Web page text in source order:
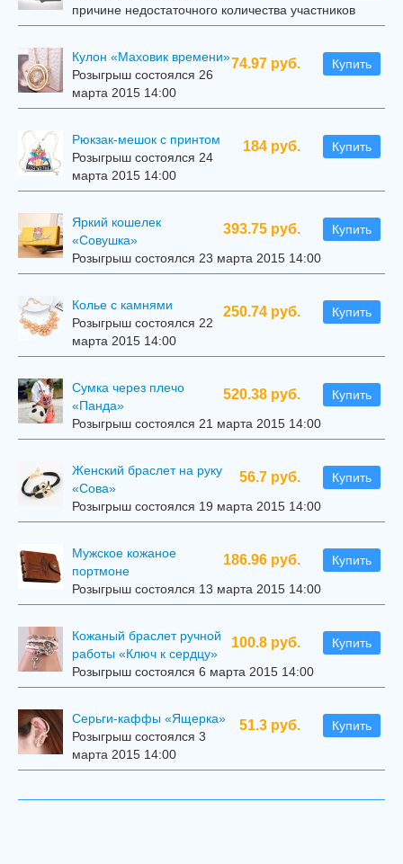
причине недостаточного количества участников
74.97 руб. Купить
Кулон «Маховик времени»
Розыгрыш состоялся 26
марта 2015 14:00
184 руб. Купить
Рюкзак-мешок с принтом
Розыгрыш состоялся 24
марта 2015 14:00
393.75 руб. Купить
Яркий кошелек
«Совушка»
Розыгрыш состоялся 23 марта 2015 14:00
250.74 руб. Купить
Колье с камнями
Розыгрыш состоялся 22
марта 2015 14:00
520.38 руб. Купить
Сумка через плечо
«Панда»
Розыгрыш состоялся 21 марта 2015 14:00
56.7 руб. Купить
Женский браслет на руку
«Сова»
Розыгрыш состоялся 19 марта 2015 14:00
186.96 руб. Купить
Мужское кожаное
портмоне
Розыгрыш состоялся 13 марта 2015 14:00
100.8 руб. Купить
Кожаный браслет ручной
работы «Ключ к сердцу»
Розыгрыш состоялся 6 марта 2015 14:00
51.3 руб. Купить
Серьги-каффы «Ящерка»
Розыгрыш состоялся 3
марта 2015 14:00